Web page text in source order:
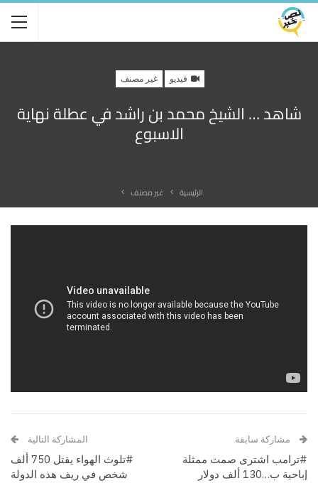
فيديو غير مصنف
شاهد … الشيخ محمد بن راشد في عطلة نهاية
الاسبوع
الرئيسية غير مصنف
مشاركة سابقة
#ترامب اشترى صمت ممثلة
إباحية ب…130 ألف دولار
المشاركة التالية
#تلوث الهواء يقتل 750 ألف
شخص في ريف هذه الدولة